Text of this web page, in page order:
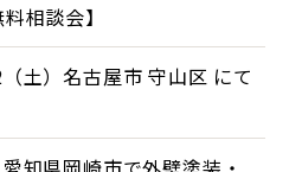
相談会】
土）名古屋市 守山区 にて